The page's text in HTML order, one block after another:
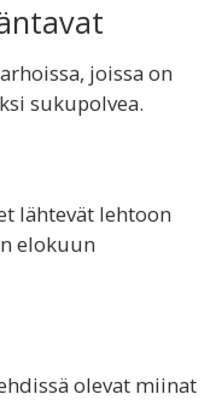
joissa on
sukupolvea.
lähtevät lehtoon
elokuun
olevat miinat